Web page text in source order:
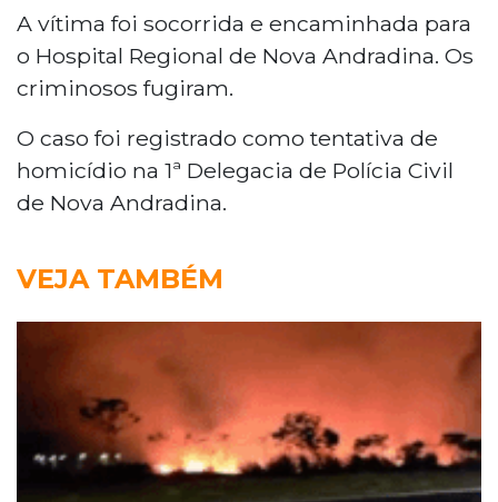
A vítima foi socorrida e encaminhada para
o Hospital Regional de Nova Andradina. Os
criminosos fugiram.
O caso foi registrado como tentativa de
homicídio na 1ª Delegacia de Polícia Civil
de Nova Andradina.
VEJA TAMBÉM